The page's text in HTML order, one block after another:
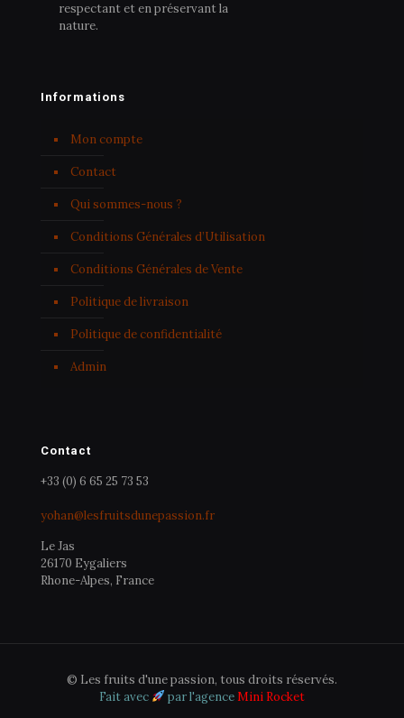
respectant et en préservant la
nature.
Informations
Mon compte
Contact
Qui sommes-nous ?
Conditions Générales d’Utilisation
Conditions Générales de Vente
Politique de livraison
Politique de confidentialité
Admin
Contact
+33 (0) 6 65 25 73 53
yohan@lesfruitsdunepassion.fr
Le Jas
26170 Eygaliers
Rhone-Alpes, France
© Les fruits d'une passion, tous droits réservés.
Fait avec
par l'agenceMini Rocket